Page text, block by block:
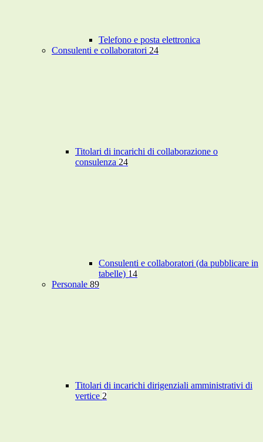
Telefono e posta elettronica
Consulenti e collaboratori 24
Titolari di incarichi di collaborazione o
consulenza 24
Consulenti e collaboratori (da pubblicare in
tabelle) 14
Personale 89
Titolari di incarichi dirigenziali amministrativi di
vertice 2